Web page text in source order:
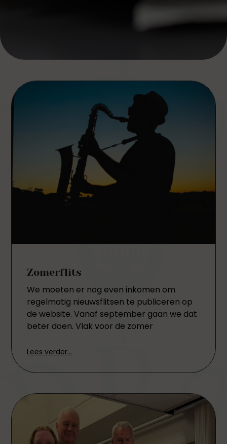
Zomerflits
We moeten er nog even inkomen om
regelmatig nieuwsflitsen te publiceren op
de website. Vanaf september gaan we dat
beter doen. Vlak voor de zomer
Lees verder...